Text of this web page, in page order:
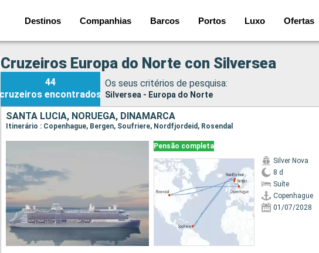
Destinos Companhias Barcos Portos Luxo Ofertas
Cruzeiros Europa do Norte con Silversea
44
cruzeiros encontrados
Os seus critérios de pesquisa:
Silversea - Europa do Norte
SANTA LUCIA, NORUEGA, DINAMARCA
Itinerário : Copenhague, Bergen, Soufriere, Nordfjordeid, Rosendal
Pensão completa
Silver Nova
8 d
Suíte
Copenhague
01/07/2028